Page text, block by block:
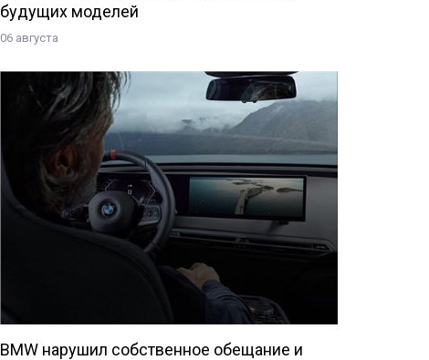
будущих моделей
06 августа
BMW нарушил собственное обещание и